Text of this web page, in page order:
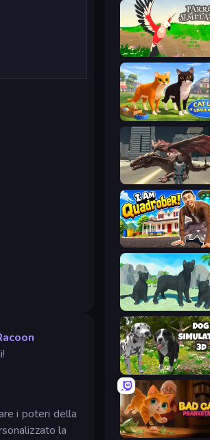
i poteri della
la
Parrot Simulator
Cat Life Simulator 3D
Dragon Vice City
I Am Quadrober!
Dog Simulator 3D
Bad Cat Prankster